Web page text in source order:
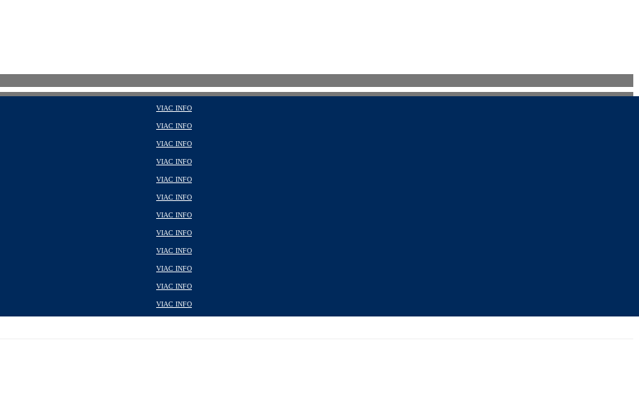
VIAC INFO
VIAC INFO
VIAC INFO
VIAC INFO
VIAC INFO
VIAC INFO
VIAC INFO
VIAC INFO
VIAC INFO
VIAC INFO
VIAC INFO
VIAC INFO